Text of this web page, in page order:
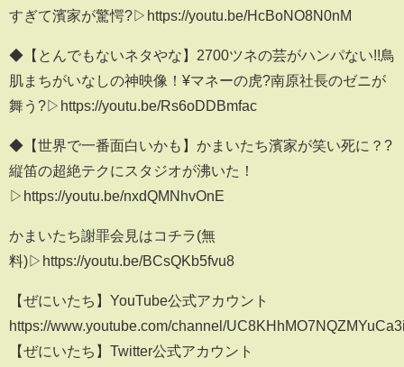
すぎて濱家が驚愕?▷https://youtu.be/HcBoNO8N0nM
◆【とんでもないネタやな】2700ツネの芸がハンパない!!鳥
肌まちがいなしの神映像！¥マネーの虎?南原社長のゼニが
舞う?▷https://youtu.be/Rs6oDDBmfac
◆【世界で一番面白いかも】かまいたち濱家が笑い死に？?
縦笛の超絶テクにスタジオが沸いた！
▷https://youtu.be/nxdQMNhvOnE
かまいたち謝罪会見はコチラ(無
料)▷https://youtu.be/BCsQKb5fvu8
【ぜにいたち】YouTube公式アカウント
https://www.youtube.com/channel/
【ぜにいたち】Twitter公式アカウント